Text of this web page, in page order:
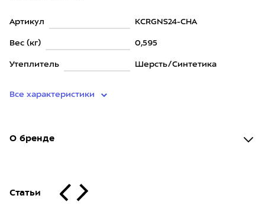
Артикул KCRGNS24-CHA
Вес (кг) 0,595
Утеплитель Шерсть/Синтетика
Все характеристики
О бренде
Статьи